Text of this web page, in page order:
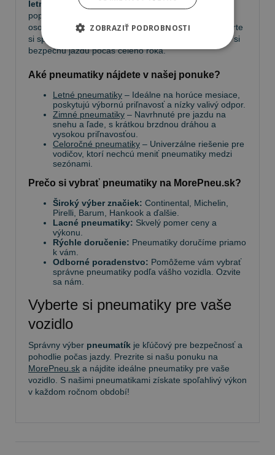
letných, zimných a celoročných pneumatík
popredných výrobcov. Ponúkame pneumatiky pre
osobné autá, SUV, dodávky aj úžitkové vozidlá. Vyberte
si spoľahlivé pneumatiky za výhodné ceny a užívajte si
bezpečnú jazdu počas celého roka.
Aké pneumatiky nájdete v našej ponuke?
Letné pneumatiky – Ideálne na horúce mesiace,
poskytujú výbornú priľnavosť a nízky valivý odpor.
Zimné pneumatiky – Navrhnuté pre jazdu na
snehu a ľade, s krátkou brzdnou dráhou a
vysokou priľnavosťou.
Celoročné pneumatiky – Univerzálne riešenie pre
vodičov, ktorí nechcú meniť pneumatiky medzi
sezónami.
Prečo si vybrať pneumatiky na MorePneu.sk?
Široký výber značiek: Continental, Michelin,
Pirelli, Barum, Hankook a ďalšie.
Lacné pneumatiky: Skvelý pomer ceny a
výkonu.
Rýchle doručenie: Pneumatiky doručíme priamo
k vám.
Odborné poradenstvo: Pomôžeme vám vybrať
správne pneumatiky podľa vášho vozidla. Ozvite
sa nám.
Vyberte si pneumatiky pre vaše
vozidlo
Správny výber pneumatík je kľúčový pre bezpečnosť a
pohodlie počas jazdy. Prezrite si našu ponuku na
MorePneu.sk a nájdite ideálne pneumatiky pre vaše
vozidlo. S našimi pneumatikami získate spoľahlivý výkon
v každom ročnom období!
ZOBRAZIŤ PODROBNOSTI